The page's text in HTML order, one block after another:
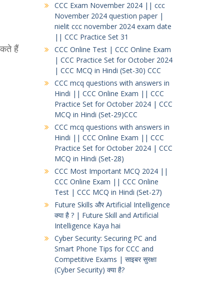
हैं
CCC Exam November 2024 || ccc
November 2024 question paper |
nielit ccc november 2024 exam date
|| CCC Practice Set 31
CCC Online Test | CCC Online Exam
| CCC Practice Set for October 2024
| CCC MCQ in Hindi (Set-30) CCC
CCC mcq questions with answers in
Hindi || CCC Online Exam || CCC
Practice Set for October 2024 | CCC
MCQ in Hindi (Set-29)CCC
CCC mcq questions with answers in
Hindi || CCC Online Exam || CCC
Practice Set for October 2024 | CCC
MCQ in Hindi (Set-28)
CCC Most Important MCQ 2024 ||
CCC Online Exam || CCC Online
Test | CCC MCQ in Hindi (Set-27)
Future Skills और Artificial Intelligence
क्या है ? | Future Skill and Artificial
Intelligence Kaya hai
Cyber Security: Securing PC and
Smart Phone Tips for CCC and
Competitive Exams | साइबर सुरक्षा
(Cyber Security) क्या है?